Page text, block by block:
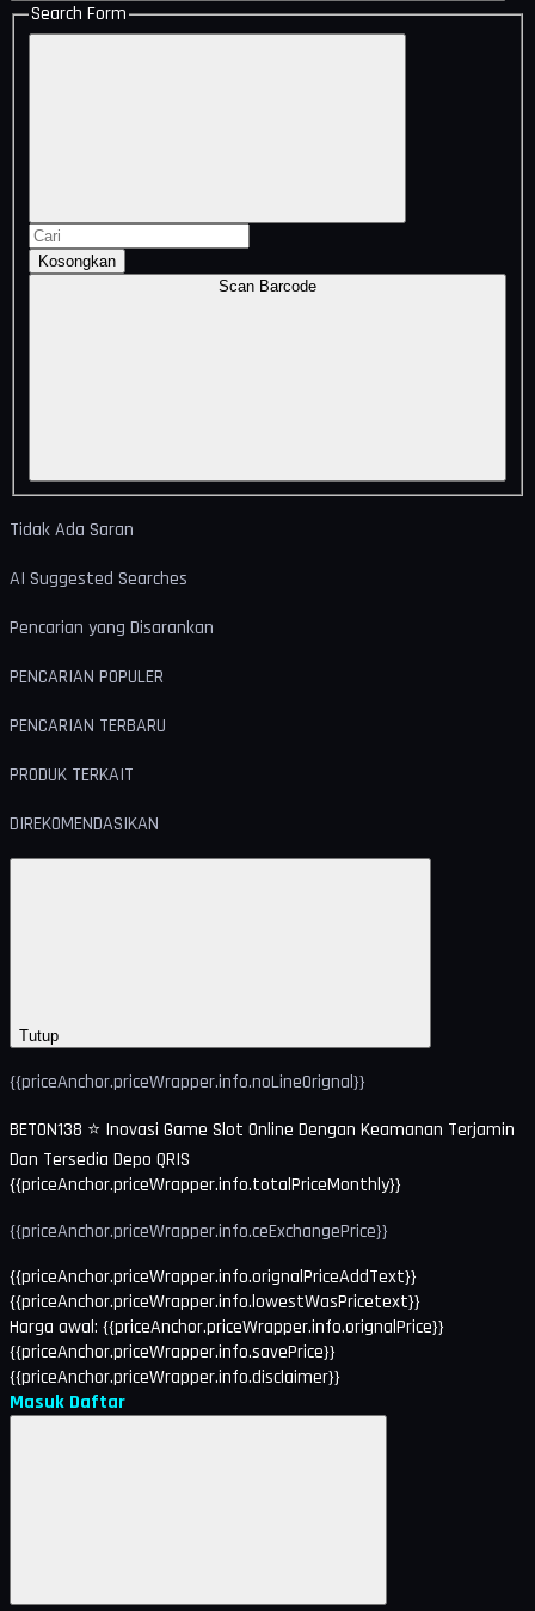
Search Form
Kosongkan
Scan Barcode
Tidak Ada Saran
AI Suggested Searches
Pencarian yang Disarankan
PENCARIAN POPULER
PENCARIAN TERBARU
PRODUK TERKAIT
DIREKOMENDASIKAN
Tutup
{{priceAnchor.priceWrapper.info.noLineOrignal}}
BETON138 ⭐️ Inovasi Game Slot Online Dengan Keamanan Terjamin
Dan Tersedia Depo QRIS
{{priceAnchor.priceWrapper.info.totalPriceMonthly}}
{{priceAnchor.priceWrapper.info.ceExchangePrice}}
{{priceAnchor.priceWrapper.info.orignalPriceAddText}}
{{priceAnchor.priceWrapper.info.lowestWasPricetext}}
Harga awal: {{priceAnchor.priceWrapper.info.orignalPrice}}
{{priceAnchor.priceWrapper.info.savePrice}}
{{priceAnchor.priceWrapper.info.disclaimer}}
Masuk Daftar